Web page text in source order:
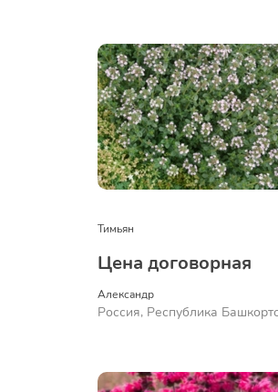
Тимьян
Цена договорная
Александр
Россия, Республика